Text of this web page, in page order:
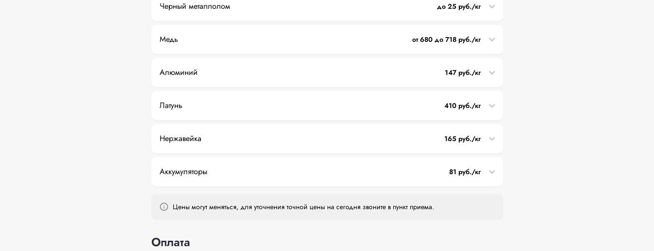
Черный металлолом до 25 руб./кг
Медь от 680 до 718 руб./кг
Алюминий 147 руб./кг
Латунь 410 руб./кг
Нержавейка 165 руб./кг
Аккумуляторы 81 руб./кг
Цены могут меняться, для уточнения точной цены на сегодня звоните в пункт приема.
Оплата